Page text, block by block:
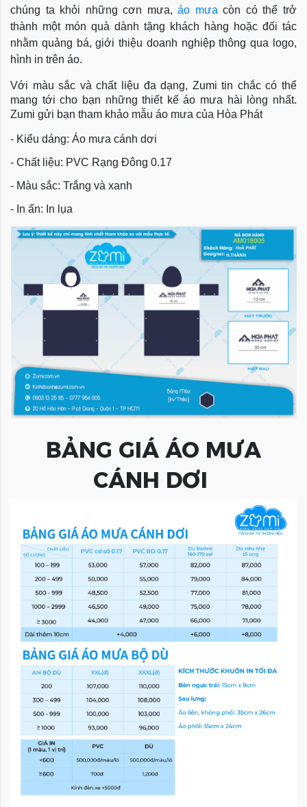
chúng ta khỏi những cơn mưa,áo mưa còn có thể trở
thành một món quà dành tặng khách hàng hoặc đối tác
nhằm quảng bá, giới thiệu doanh nghiệp thông qua logo,
hình in trên áo.
Với màu sắc và chất liệu đa dạng, Zumi tin chắc có thể
mang tới cho bạn những thiết kế áo mưa hài lòng nhất.
Zumi gửi bạn tham khảo mẫu áo mưa của Hòa Phát
- Kiểu dáng: Áo mưa cánh dơi
- Chất liệu: PVC Rạng Đông 0.17
- Màu sắc: Trắng và xanh
- In ấn: In lụa
BẢNG GIÁ ÁO MƯA
CÁNH DƠI